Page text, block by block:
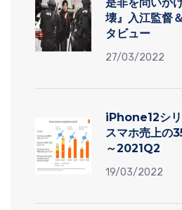
壊』入江監督
タビュー
27/03/2022
iPhone12シ
スマホ売上の
～2021Q2
19/03/2022